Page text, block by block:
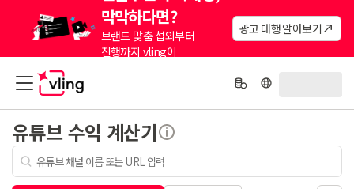
막막하다면?
브랜드 맞춤 섭외부터
진행까지 vling이
광고 대행 알아보기
유튜브 수익 계산기